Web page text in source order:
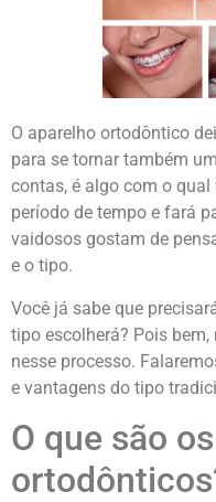
O aparelho ortodôntico
para se tornar também
contas, é algo com o
período de tempo e fará
vaidosos gostam de
e o tipo.
Você já sabe que
tipo escolherá? Pois
nesse processo.
e vantagens do tipo
O que são